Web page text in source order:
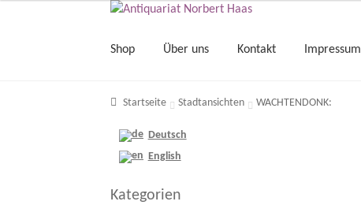
Shop Über uns Kontakt Impressum
Startseite Stadtansichten WACHTENDONK:
Deutsch
English
Kategorien